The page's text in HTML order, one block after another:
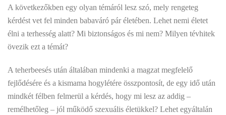
A következőkben egy olyan témáról lesz szó, mely rengeteg
kérdést vet fel minden babaváró pár életében. Lehet nemi életet
élni a terhesség alatt? Mi biztonságos és mi nem? Milyen tévhitek
övezik ezt a témát?
A teherbeesés után általában mindenki a magzat megfelelő
fejlődésére és a kismama hogylétére összpontosít, de egy idő után
mindkét félben felmerül a kérdés, hogy mi lesz az addig –
remélhetőleg – jól működő szexuális életükkel? Lehet egyáltalán